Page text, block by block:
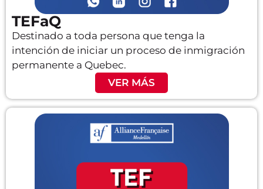
TEFaQ
Destinado a toda persona que tenga la
intención de iniciar un proceso de inmigración
permanente a Quebec.
VER MÁS